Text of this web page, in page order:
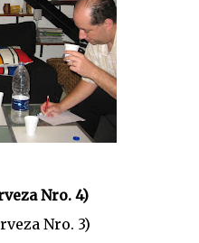
Nro. 4)
Nro. 3)